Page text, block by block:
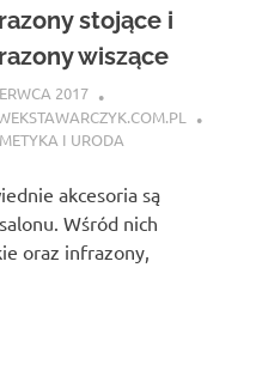
stojące i
wiszące
2017
I URODA
akcesoria są
Wśród nich
oraz infrazony,